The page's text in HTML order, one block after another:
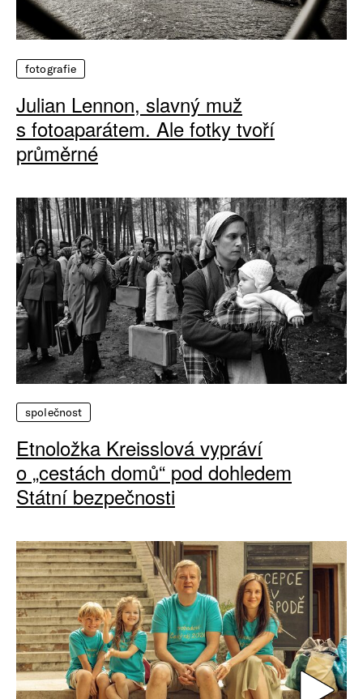
fotografie
Julian Lennon, slavný muž
s fotoaparátem. Ale fotky tvoří
průměrné
společnost
Etnoložka Kreisslová vypráví
o „cestách domů“ pod dohledem
Státní bezpečnosti